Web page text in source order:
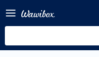
Blöcke, LT, A16 (L), A3,
Packung à 3 Blöcke
Von Dentsply Sirona